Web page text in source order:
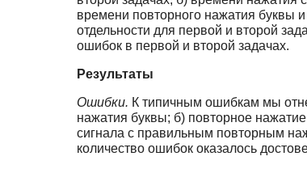
времени повторного нажатия буквы
отдельности для первой и второй
ошибок в первой и второй задачах.
Результаты
Ошибки. К типичным ошибкам мы
нажатия буквы; б) повторное
сигнала с правильным повторным
количество ошибок оказалось